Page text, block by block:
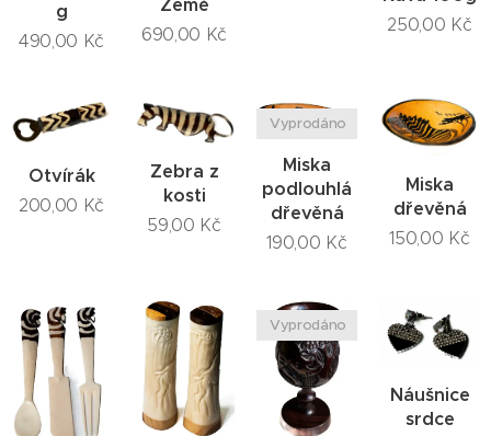
g
490,00 Kč
Země
690,00 Kč 250,00 Kč
Otvírák
200,00 Kč
Zebra z
kosti
59,00 Kč
Miska
podlouhlá
dřevěná
Vyprodáno
190,00 Kč
Miska
dřevěná
150,00 Kč
Vyprodáno
Náušnice
srdce